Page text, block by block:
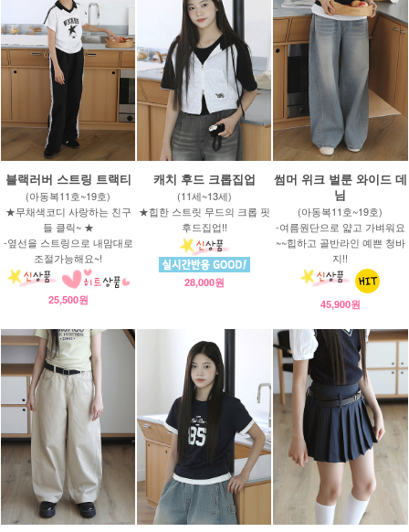
블랙러버 스트링 트랙티
(아동복11호~19호)
★무채색코디 사랑하는 친구
들 클릭~ ★
-옆선을 스트링으로 내맘대로
조절가능해요~!
25,500원
캐치 후드 크롭집업
(11세~13세)
★힙한 스트릿 무드의 크롭 핏
후드집업!!
28,000원
썸머 위크 벌룬 와이드 데
님
(아동복11호~19호)
-여름원단으로 얇고 가벼워요
~~힙하고 골반라인 예쁜 청바
지!!
45,900원